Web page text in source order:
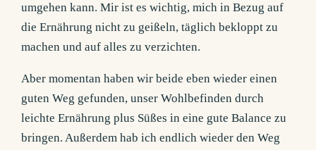
umgehen kann. Mir ist es wichtig, mich in Bezug auf
die Ernährung nicht zu geißeln, täglich bekloppt zu
machen und auf alles zu verzichten.
Aber momentan haben wir beide eben wieder einen
guten Weg gefunden, unser Wohlbefinden durch
leichte Ernährung plus Süßes in eine gute Balance zu
bringen. Außerdem hab ich endlich wieder den Weg